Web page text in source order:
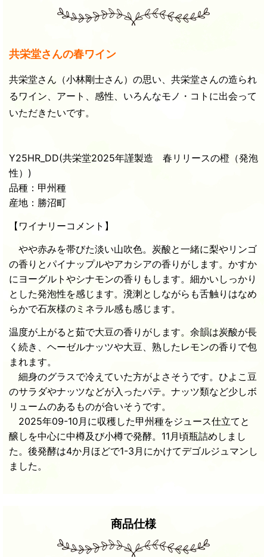
共栄堂さんの春ワイン
共栄堂さん（小林剛士さん）の思い、共栄堂さんの造られ
るワイン、アート、感性、いろんなモノ・コトに出会って
いただきたいです。
Y25HR_DD(共栄堂2025年謹製造 春リリースの橙（発泡
性）)
品種：甲州種
産地：勝沼町
【ワイナリーコメント】
やや赤みを帯びた淡い山吹色。炭酸と一緒に梨やリンゴ
の香りとパイナップルやアカシアの香りがします。かすか
にヨーグルトやシナモンの香りもします。細かいしっかり
とした発泡性を感じます。溌溂としながらも舌触りはなめ
らかで石灰様のミネラル感も感じます。
温度が上がると茹で大豆の香りがします。余韻は炭酸が長
く続き、ヘーゼルナッツや大豆、熟したレモンの香りで包
まれます。
細身のグラスで冷えていた方がよさそうです。ひよこ豆
のサラダやナッツなどが入ったパテ。ナッツ類など少しボ
リュームのあるものが合いそうです。
2025年09-10月に収穫した甲州種をジュース仕立てと
醸しを中心に中樽及び小樽で発酵。11月頃瓶詰めしまし
た。後発酵は4か月ほどで1-3月にかけてデゴルジュマンし
ました。
商品仕様